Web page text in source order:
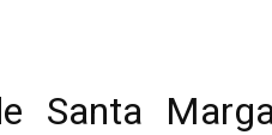
Santa